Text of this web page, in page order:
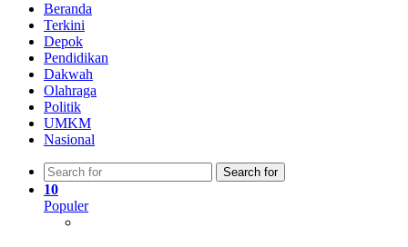
Beranda
Terkini
Depok
Pendidikan
Dakwah
Olahraga
Politik
UMKM
Nasional
Search for
10
Populer